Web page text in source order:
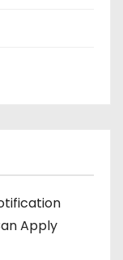
Apply